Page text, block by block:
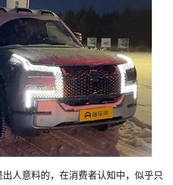
人意料的，在消费者认知中，似乎只